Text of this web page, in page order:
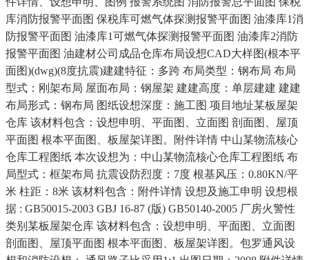
库消防报警平面图 保税库可燃气体探测报警平面图 油漆库1消
防报警平面图 油漆库1可燃气体探测报警平面图 油漆库2消防
报警平面图 油建材公司成品仓库布局设想CAD大样图(根本平
面图)(dwg)(8度抗震)建建特征：多跨 布局类型：钢布局 布局
型式：刚架布局 屋面布局：钢屋架 建建高度：单层建建 建建
布局形式：钢布局 图纸设想深度：施工图 项目地址某板屋架
仓库 该材料包含：设想申明、平面图、立面图 剖面图、屋顶
平面图 根本平面图、板屋架详图。附件详情 中山某物流核心
仓库工程图纸 本次设想为：中山某物流核心仓库工程图纸 布
局型式：框架布局 抗震设防烈度：7度 根基风压：0.80KN/平
米 柱距：8米 该材料包含：附件详情 设想及施工申明 设想根
据 : GB50015-2003 GBJ 16-87 (版) GB50140-2005 厂房火警性
类别某板屋架仓库 该材料包含：设想申明、平面图、立面图
剖面图、屋顶平面图 根本平面图、板屋架详图。包罗通风设